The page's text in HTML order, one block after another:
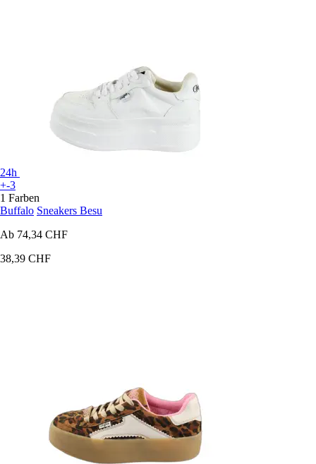
24h
+-3
1 Farben
Buffalo Sneakers Besu
Ab 74,34 CHF
38,39 CHF